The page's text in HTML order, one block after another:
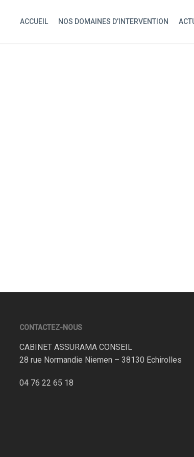
ACCUEIL NOS DOMAINES D’INTERVENTION
CONTACTEZ-NOUS
CABINET ASSURAMA CONSEIL
28 rue Normandie Niemen – 38130 Echirolles
04 76 22 65 18